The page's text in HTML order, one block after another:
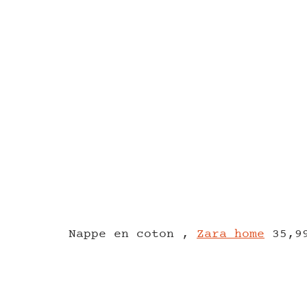
Nappe en coton , Zara home